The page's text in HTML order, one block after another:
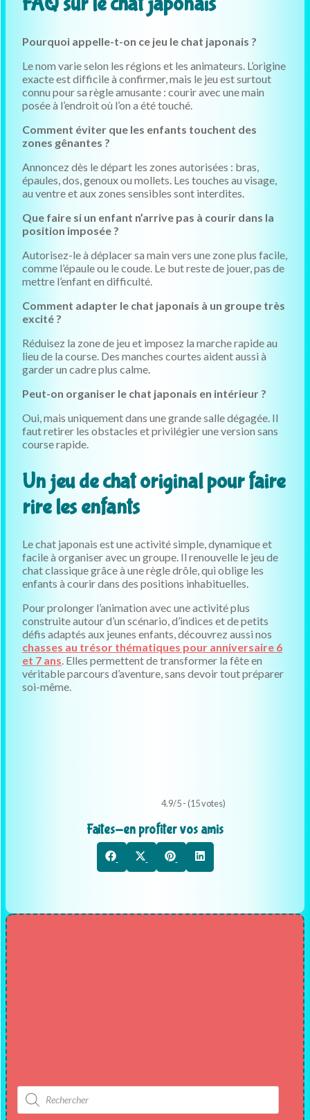
Pourquoi appelle-t-on ce jeu le chat japonais ?
Le nom varie selon les régions et les animateurs. L’origine
exacte est difficile à confirmer, mais le jeu est surtout
connu pour sa règle amusante : courir avec une main
posée à l’endroit où l’on a été touché.
Comment éviter que les enfants touchent des
zones gênantes ?
Annoncez dès le départ les zones autorisées : bras,
épaules, dos, genoux ou mollets. Les touches au visage,
au ventre et aux zones sensibles sont interdites.
Que faire si un enfant n’arrive pas à courir dans la
position imposée ?
Autorisez-le à déplacer sa main vers une zone plus facile,
comme l’épaule ou le coude. Le but reste de jouer, pas de
mettre l’enfant en difficulté.
Comment adapter le chat japonais à un groupe très
excité ?
Réduisez la zone de jeu et imposez la marche rapide au
lieu de la course. Des manches courtes aident aussi à
garder un cadre plus calme.
Peut-on organiser le chat japonais en intérieur ?
Oui, mais uniquement dans une grande salle dégagée. Il
faut retirer les obstacles et privilégier une version sans
course rapide.
Un jeu de chat original pour faire
rire les enfants
Le chat japonais est une activité simple, dynamique et
facile à organiser avec un groupe. Il renouvelle le jeu de
chat classique grâce à une règle drôle, qui oblige les
enfants à courir dans des positions inhabituelles.
Pour prolonger l’animation avec une activité plus
construite autour d’un scénario, d’indices et de petits
défis adaptés aux jeunes enfants, découvrez aussi nos
chasses au trésor thématiques pour anniversaire 6
et 7 ans. Elles permettent de transformer la fête en
véritable parcours d’aventure, sans devoir tout préparer
soi-même.
4.9/5 - (15 votes)
Faites-en profiter vos amis
Share
on
Facebook
Share
on
(Twitter)
Share
on
PinterestShare
on
Recherche
de
produits